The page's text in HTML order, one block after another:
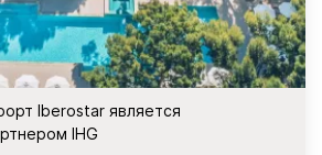
Iberostar является
IHG